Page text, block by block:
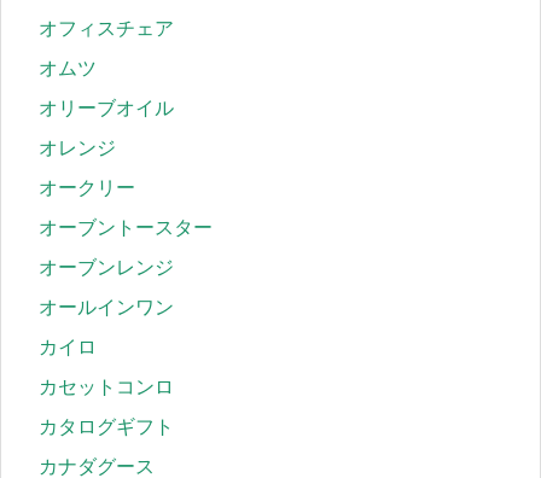
オフィスチェア
オムツ
オリーブオイル
オレンジ
オークリー
オーブントースター
オーブンレンジ
オールインワン
カイロ
カセットコンロ
カタログギフト
カナダグース